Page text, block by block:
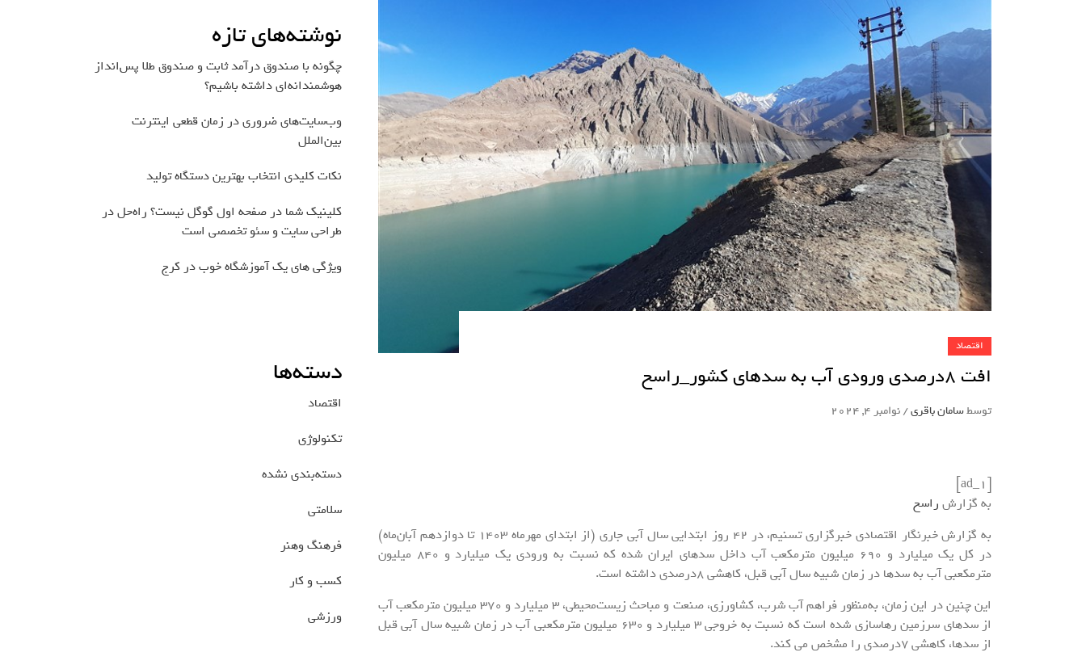
اقتصاد
افت 8درصدی ورودی آب به سدهای کشور_راسخ
توسطسامان باقری/نوامبر 4, 2024
به گزارش راسخ
به گزارش خبرنگار اقتصادی خبرگزاری تسنیم، در 42 روز ابتدایی سال آبی جاری (از ابتدای مهرماه 1403 تا دوازدهم آبان‌ماه)
در کل یک میلیارد و 690 میلیون مترمکعب آب داخل سدهای ایران شده که نسبت به ورودی یک میلیارد و 840 میلیون
مترمکعبی آب به سدها در زمان شبیه سال آبی قبل، کاهشی 8درصدی داشته است.
این چنین در این زمان، به‌منظور فراهم آب شرب، کشاورزی، صنعت و مباحث زیست‌محیطی، 3 میلیارد و 370 میلیون مترمکعب آب
از سدهای سرزمین رهاسازی شده است که نسبت به خروجی 3 میلیارد و 630 میلیون مترمکعبی آب در زمان شبیه سال آبی قبل
از سدها، کاهشی 7درصدی را مشخص می کند.
نوشته‌های تازه
چگونه با صندوق درآمد ثابت و صندوق طلا پس‌انداز
هوشمندانه‌ای داشته باشیم؟
وب‌سایت‌های ضروری در زمان قطعی اینترنت
بین‌الملل
نکات کلیدی انتخاب بهترین دستگاه تولید
کلینیک شما در صفحه اول گوگل نیست؟ راه‌حل در
طراحی سایت و سئو تخصصی است
ویژگی های یک آموزشگاه خوب در کرج
دسته‌ها
اقتصاد
تکنولوژی
دسته‌بندی نشده
سلامتی
فرهنگ وهنر
کسب و کار
ورزشی